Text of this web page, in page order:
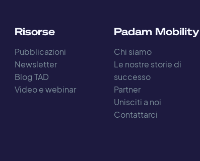
Risorse
Pubblicazioni
Newsletter
Blog TAD
Video e webinar
Padam Mobility
Chi siamo
Le nostre storie di
successo
Partner
Unisciti a noi
Contattarci